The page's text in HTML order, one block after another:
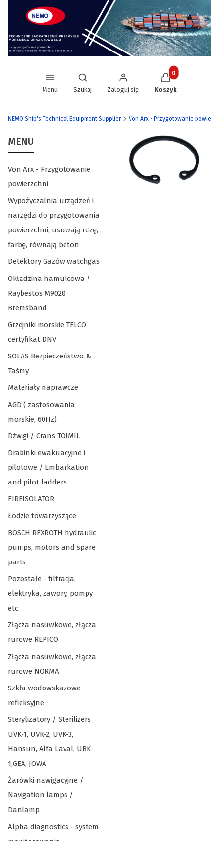
Menu
Otwórz wyszukiwarkę
Szukaj Zaloguj się
Produkty w
Koszyk
NEMO Ship's Technical Equipment Supplier Von Arx - Przygotowanie
MENU
Von Arx - Przygotowanie
powierzchni
Wypożyczalnia urządzeń i
narzędzi do przygotowania
powierzchni, usuwają rdzę,
farbę, równają beton
Detektory Gazów watchgas
Okładzina hamulcowa /
Raybestos M9020
Bremsband
Grzejniki morskie TELCO
certyfikat DNV
SOLAS Bezpieczeństwo &
Taśmy
Materiały naprawcze
AGD ( zastosowania
morskie, 60Hz)
Dźwigi / Crans TOIMIL
Drabinki ewakuacyjne i
pilotowe / Embarkation
and pilot ladders
FIREISOLATOR
Łodzie towarzyszące
BOSCH REXROTH hydraulic
pumps, motors and spare
parts
Pozostałe - filtracja,
elektryka, zawory, pompy
etc.
Złącza nasuwkowe, złącza
rurowe REPICO
Złącza nasuwkowe, złącza
rurowe NORMA
Szkła wodowskazowe
refleksyjne
Sterylizatory / Sterilizers
UVK-1, UVK-2, UVK-3,
Hansun, Alfa Laval, UBK-
1,GEA, JOWA
Żarówki nawigacyjne /
Navigation lamps /
Danlamp
Alpha diagnostics - system